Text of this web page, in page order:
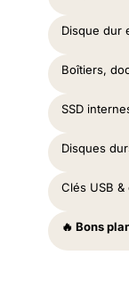
Disque dur
Boîtiers,
SSD
Disques
Clés USB
🔥 Bons